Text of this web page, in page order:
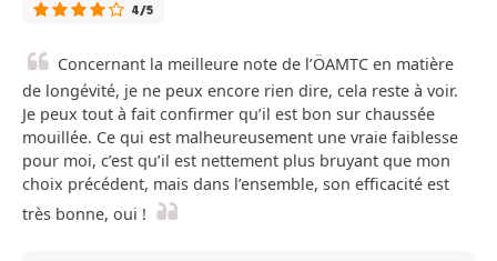
4/5
Concernant la meilleure note de l’ÖAMTC en matière
de longévité, je ne peux encore rien dire, cela reste à voir.
Je peux tout à fait confirmer qu’il est bon sur chaussée
mouillée. Ce qui est malheureusement une vraie faiblesse
pour moi, c’est qu’il est nettement plus bruyant que mon
choix précédent, mais dans l’ensemble, son efficacité est
très bonne, oui !